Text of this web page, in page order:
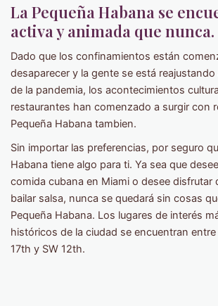
La Pequeña Habana se
activa y animada que nunca.
Dado que los confinamientos están
desaparecer y la gente se está
de la pandemia, los acontecimientos
restaurantes han comenzado a surgir con
Pequeña Habana tambien.
Sin importar las preferencias, por seguro
Habana tiene algo para ti. Ya sea que
comida cubana en Miami o desee disfrutar
bailar salsa, nunca se quedará sin cosas
Pequeña Habana. Los lugares de interés
históricos de la ciudad se encuentran
17th y SW 12th.